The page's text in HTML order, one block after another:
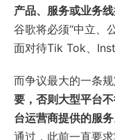
产品、服务或业务线
谷歌将必须“中立、
面对待Tik Tok、
而争议最大的一条
要，否则大型平台
台运营商提供的服务
通过，此前一直要